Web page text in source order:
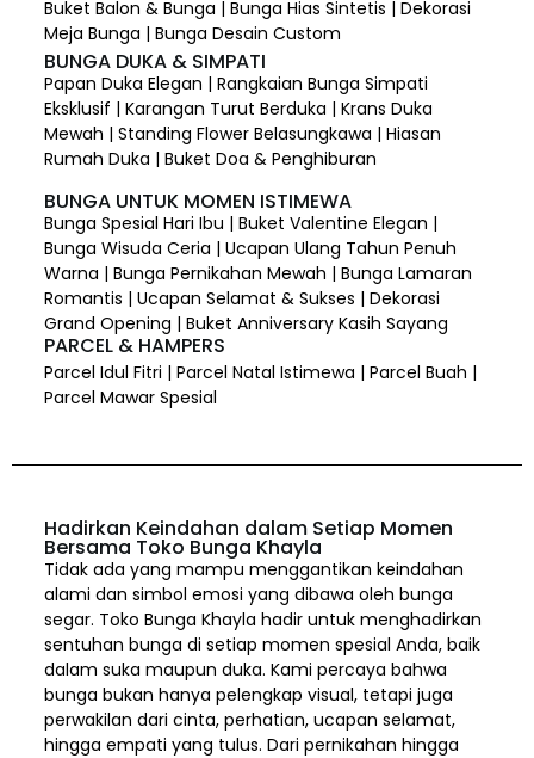
Buket Balon & Bunga | Bunga Hias Sintetis | Dekorasi
Meja Bunga | Bunga Desain Custom
BUNGA DUKA & SIMPATI
Papan Duka Elegan | Rangkaian Bunga Simpati
Eksklusif | Karangan Turut Berduka | Krans Duka
Mewah | Standing Flower Belasungkawa | Hiasan
Rumah Duka | Buket Doa & Penghiburan
BUNGA UNTUK MOMEN ISTIMEWA
Bunga Spesial Hari Ibu | Buket Valentine Elegan |
Bunga Wisuda Ceria | Ucapan Ulang Tahun Penuh
Warna | Bunga Pernikahan Mewah | Bunga Lamaran
Romantis | Ucapan Selamat & Sukses | Dekorasi
Grand Opening | Buket Anniversary Kasih Sayang
PARCEL & HAMPERS
Parcel Idul Fitri | Parcel Natal Istimewa | Parcel Buah |
Parcel Mawar Spesial
Hadirkan Keindahan dalam Setiap Momen
Bersama Toko Bunga Khayla
Tidak ada yang mampu menggantikan keindahan
alami dan simbol emosi yang dibawa oleh bunga
segar. Toko Bunga Khayla hadir untuk menghadirkan
sentuhan bunga di setiap momen spesial Anda, baik
dalam suka maupun duka. Kami percaya bahwa
bunga bukan hanya pelengkap visual, tetapi juga
perwakilan dari cinta, perhatian, ucapan selamat,
hingga empati yang tulus. Dari pernikahan hingga